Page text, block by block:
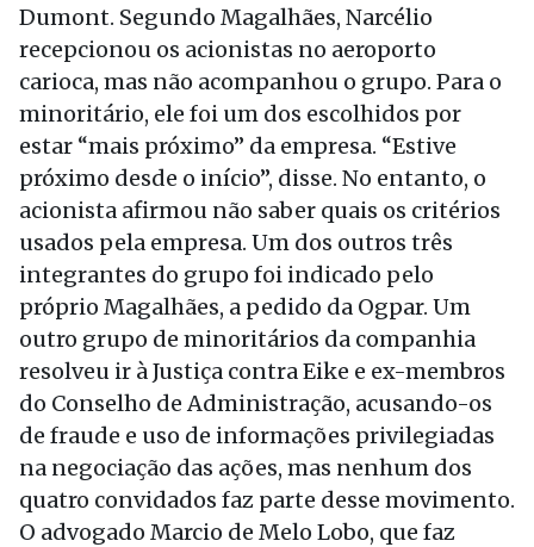
Dumont. Segundo Magalhães, Narcélio
recepcionou os acionistas no aeroporto
carioca, mas não acompanhou o grupo. Para o
minoritário, ele foi um dos escolhidos por
estar “mais próximo” da empresa. “Estive
próximo desde o início”, disse. No entanto, o
acionista afirmou não saber quais os critérios
usados pela empresa. Um dos outros três
integrantes do grupo foi indicado pelo
próprio Magalhães, a pedido da Ogpar. Um
outro grupo de minoritários da companhia
resolveu ir à Justiça contra Eike e ex-membros
do Conselho de Administração, acusando-os
de fraude e uso de informações privilegiadas
na negociação das ações, mas nenhum dos
quatro convidados faz parte desse movimento.
O advogado Marcio de Melo Lobo, que faz